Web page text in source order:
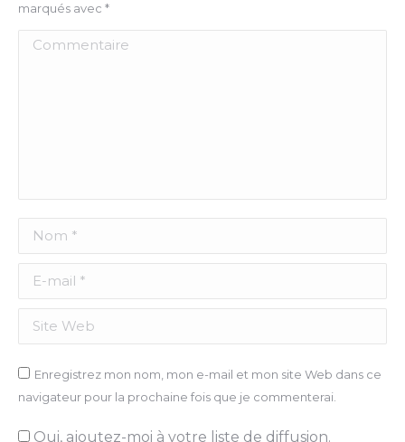
marqués avec *
Commentaire
Nom *
E-mail *
Site Web
Enregistrez mon nom, mon e-mail et mon site Web dans ce
navigateur pour la prochaine fois que je commenterai.
Oui, ajoutez-moi à votre liste de diffusion.